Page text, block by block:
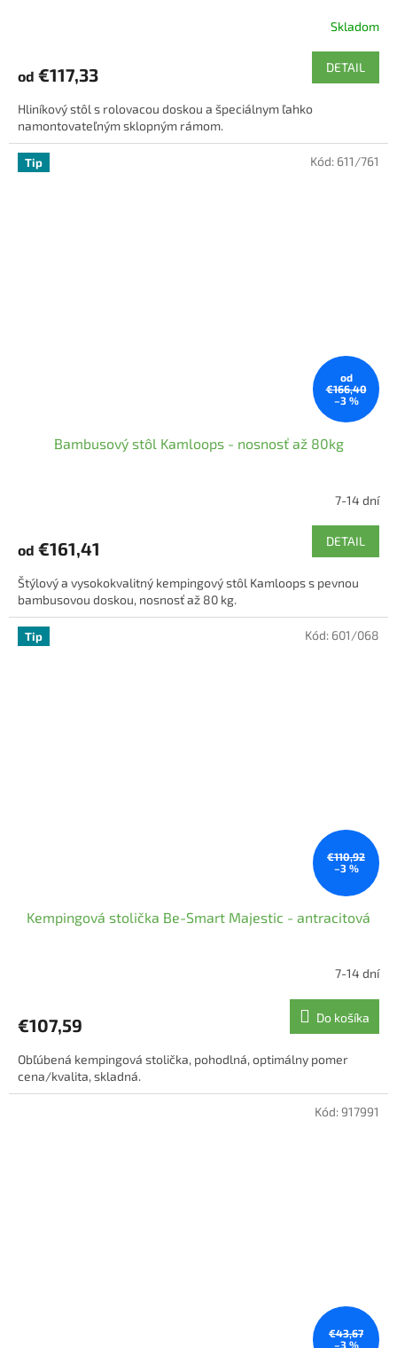
je
z
5
hviezdičiek.
Skladom
od €117,33 DETAIL
Hliníkový stôl s rolovacou doskou a špeciálnym ľahko
namontovateľným sklopným rámom.
Tip
od
€166,40
–3 %
Bambusový stôl Kamloops - nosnosť až 80kg
je
z
5
hviezdičiek.
7-14 dní
od €161,41 DETAIL
Štýlový a vysokokvalitný kempingový stôl Kamloops s pevnou
bambusovou doskou, nosnosť až 80 kg.
Kód: 611/761
Tip
€110,92
–3 %
Kempingová stolička Be-Smart Majestic - antracitová
je
z
5
hviezdičiek.
7-14 dní
€107,59 Do košíka
Obľúbená kempingová stolička, pohodlná, optimálny pomer
cena/kvalita, skladná.
Kód: 601/068
€43,67
–3 %
Kód:917991